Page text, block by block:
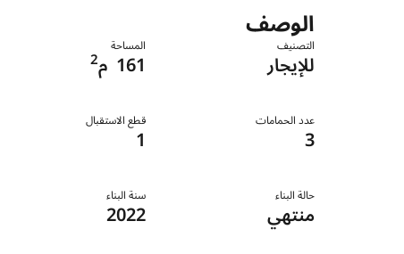
الوصف
التصنيف
للإيجار
المساحة
161 م2
عدد الحمامات
3
قطع الاستقبال
1
حالة البناء
منتهي
سنة البناء
2022